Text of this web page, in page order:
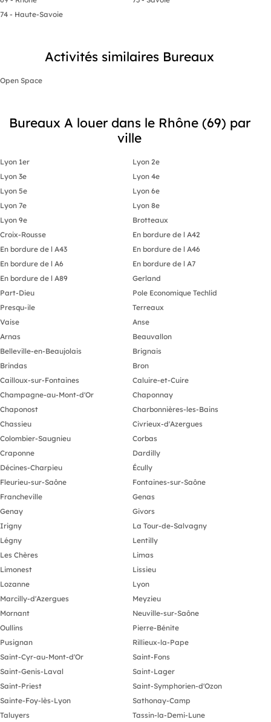
74 - Haute-Savoie
Activités similaires Bureaux
Open Space
Bureaux A louer dans le Rhône (69) par
ville
Lyon 1er
Lyon 2e
Lyon 3e
Lyon 4e
Lyon 5e
Lyon 6e
Lyon 7e
Lyon 8e
Lyon 9e
Brotteaux
Croix-Rousse
En bordure de l A42
En bordure de l A43
En bordure de l A46
En bordure de l A6
En bordure de l A7
En bordure de l A89
Gerland
Part-Dieu
Pole Economique Techlid
Presqu-ile
Terreaux
Vaise
Anse
Arnas
Beauvallon
Belleville-en-Beaujolais
Brignais
Brindas
Bron
Cailloux-sur-Fontaines
Caluire-et-Cuire
Champagne-au-Mont-d'Or
Chaponnay
Chaponost
Charbonnières-les-Bains
Chassieu
Civrieux-d'Azergues
Colombier-Saugnieu
Corbas
Craponne
Dardilly
Décines-Charpieu
Écully
Fleurieu-sur-Saône
Fontaines-sur-Saône
Francheville
Genas
Genay
Givors
Irigny
La Tour-de-Salvagny
Légny
Lentilly
Les Chères
Limas
Limonest
Lissieu
Lozanne
Lyon
Marcilly-d'Azergues
Meyzieu
Mornant
Neuville-sur-Saône
Oullins
Pierre-Bénite
Pusignan
Rillieux-la-Pape
Saint-Cyr-au-Mont-d'Or
Saint-Fons
Saint-Genis-Laval
Saint-Lager
Saint-Priest
Saint-Symphorien-d'Ozon
Sainte-Foy-lès-Lyon
Sathonay-Camp
Taluyers
Tassin-la-Demi-Lune